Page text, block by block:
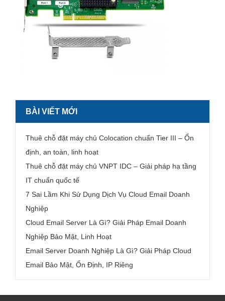
BÀI VIẾT MỚI
Thuê chỗ đặt máy chủ Colocation chuẩn Tier III – Ổn
định, an toàn, linh hoạt
Thuê chỗ đặt máy chủ VNPT IDC – Giải pháp hạ tầng
IT chuẩn quốc tế
7 Sai Lầm Khi Sử Dụng Dịch Vụ Cloud Email Doanh
Nghiệp
Cloud Email Server Là Gì? Giải Pháp Email Doanh
Nghiệp Bảo Mật, Linh Hoạt
Email Server Doanh Nghiệp Là Gì? Giải Pháp Cloud
Email Bảo Mật, Ổn Định, IP Riêng